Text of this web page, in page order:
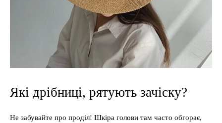
Які дрібниці, рятують зачіску?
Не забувайте про проділ! Шкіра голови там часто обгорає,